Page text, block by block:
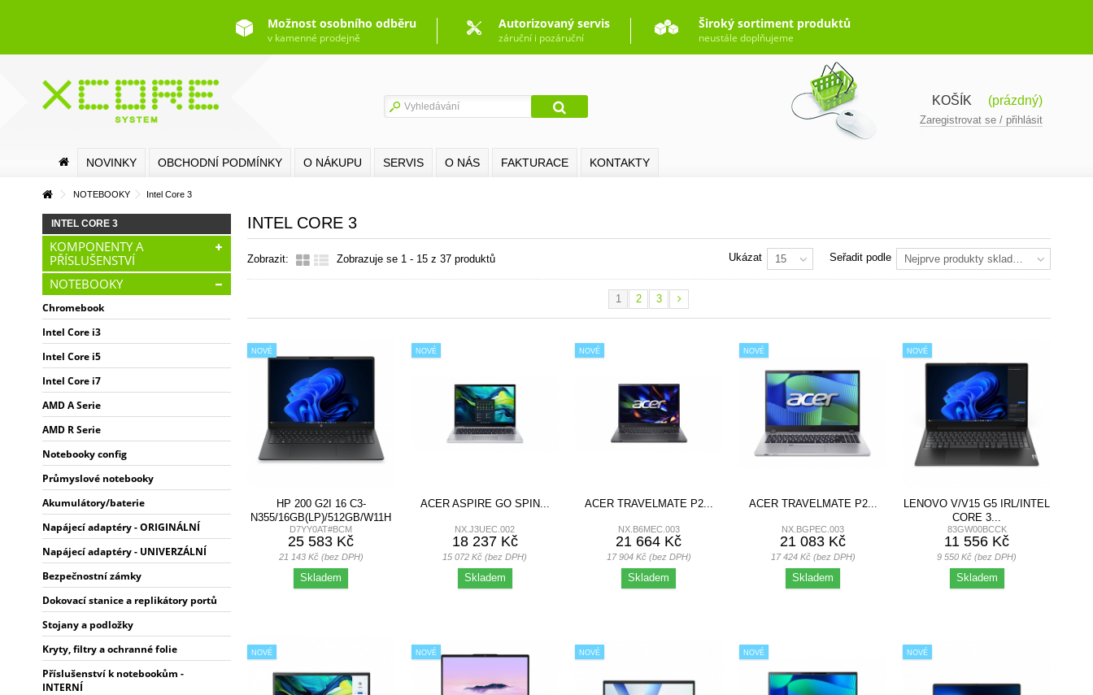
Možnost osobního odběru
v kamenné prodejně
Autorizovaný servis
záruční i pozáruční
Široký sortiment produktů
neustále doplňujeme
KOŠÍK (prázdný)
Zaregistrovat se / přihlásit
NOVINKY OBCHODNÍ PODMÍNKY O NÁKUPU SERVIS O NÁS FAKTURACE KONTAKTY
NOTEBOOKY Intel Core 3
INTEL CORE 3
Zobrazit: Zobrazuje se 1 - 15 z 37 produktů Seřadit podle Nejprve produkty skladem
Ukázat 15
1 2 3
NOVÉ
HP 200 G2I 16 C3-
N355/16GB(LP)/512GB/W11H
D7YY0AT#BCM
25 583 Kč
21 143 Kč (bez DPH)
Skladem
NOVÉ
ACER ASPIRE GO SPIN...
NX.J3UEC.002
18 237 Kč
15 072 Kč (bez DPH)
Skladem
NOVÉ
ACER TRAVELMATE P2...
NX.B6MEC.003
21 664 Kč
17 904 Kč (bez DPH)
Skladem
NOVÉ
ACER TRAVELMATE P2...
NX.BGPEC.003
21 083 Kč
17 424 Kč (bez DPH)
Skladem
NOVÉ
LENOVO V/V15 G5 IRL/INTEL
CORE 3...
83GW00BCCK
11 556 Kč
9 550 Kč (bez DPH)
Skladem
NOVÉ NOVÉ NOVÉ NOVÉ NOVÉ
INTEL CORE 3
KOMPONENTY A
PŘÍSLUŠENSTVÍ
NOTEBOOKY
Chromebook
Intel Core i3
Intel Core i5
Intel Core i7
AMD A Serie
AMD R Serie
Notebooky config
Průmyslové notebooky
Akumulátory/baterie
Napájecí adaptéry - ORIGINÁLNÍ
Napájecí adaptéry - UNIVERZÁLNÍ
Bezpečnostní zámky
Dokovací stanice a replikátory portů
Stojany a podložky
Kryty, filtry a ochranné folie
Příslušenství k notebookům -
INTERNÍ